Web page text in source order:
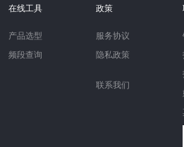
在线工具
产品选型
频段查询
政策
服务协议
隐私政策
联系我们